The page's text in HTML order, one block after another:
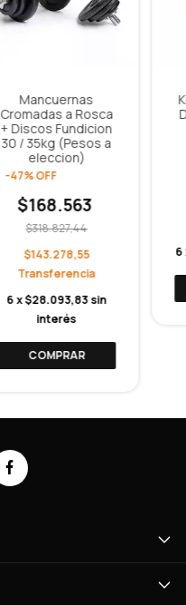
Mancuernas
Cromadas a Rosca
+ Discos Fundicion
30 / 35kg (Pesos a
eleccion)
-47%OFF
$168.563
$318.827,44
$143.278,55
6x$28.093,83 sin
interés
COMPRAR
6